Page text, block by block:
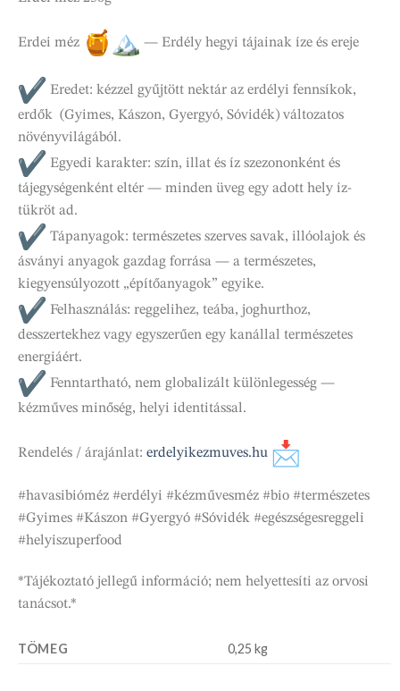
Erdei méz — Erdély hegyi tájainak íze és ereje
Eredet: kézzel gyűjtött nektár az erdélyi fennsíkok,
erdők (Gyimes, Kászon, Gyergyó, Sóvidék) változatos
növényvilágából.
Egyedi karakter: szín, illat és íz szezononként és
tájegységenként eltér — minden üveg egy adott hely íz-
tükröt ad.
Tápanyagok: természetes szerves savak, illóolajok és
ásványi anyagok gazdag forrása — a természetes,
kiegyensúlyozott „építőanyagok” egyike.
Felhasználás: reggelihez, teába, joghurthoz,
desszertekhez vagy egyszerűen egy kanállal természetes
energiáért.
Fenntartható, nem globalizált különlegesség —
kézműves minőség, helyi identitással.
Rendelés / árajánlat: erdelyikezmuves.hu
#havasibióméz #erdélyi #kézművesméz #bio #természetes
#Gyimes #Kászon #Gyergyó #Sóvidék #egészségesreggeli
#helyiszuperfood
*Tájékoztató jellegű információ; nem helyettesíti az orvosi
tanácsot.*
TÖMEG 0,25 kg